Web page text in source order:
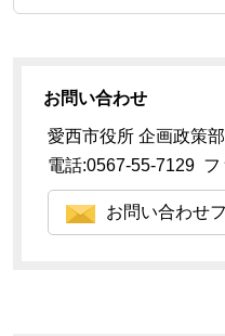
お問い合わせ
愛西市役所 企画政策
電話:0567-55-7129
お問い合わせ